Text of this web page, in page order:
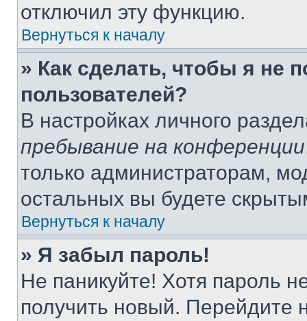
отключил эту функцию.
Вернуться к началу
» Как сделать, чтобы я не
пользователей?
В настройках личного
пребывание на конференции
только администраторам,
остальных вы будете
Вернуться к началу
» Я забыл пароль!
Не паникуйте! Хотя пароль
получить новый. Перейдите